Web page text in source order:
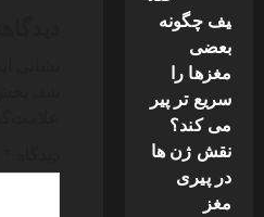
a
یف چگونه
بعضی
مغزها را
سریع تر پیر
می کند؟
نقش ژن ها
در پیری
مغز